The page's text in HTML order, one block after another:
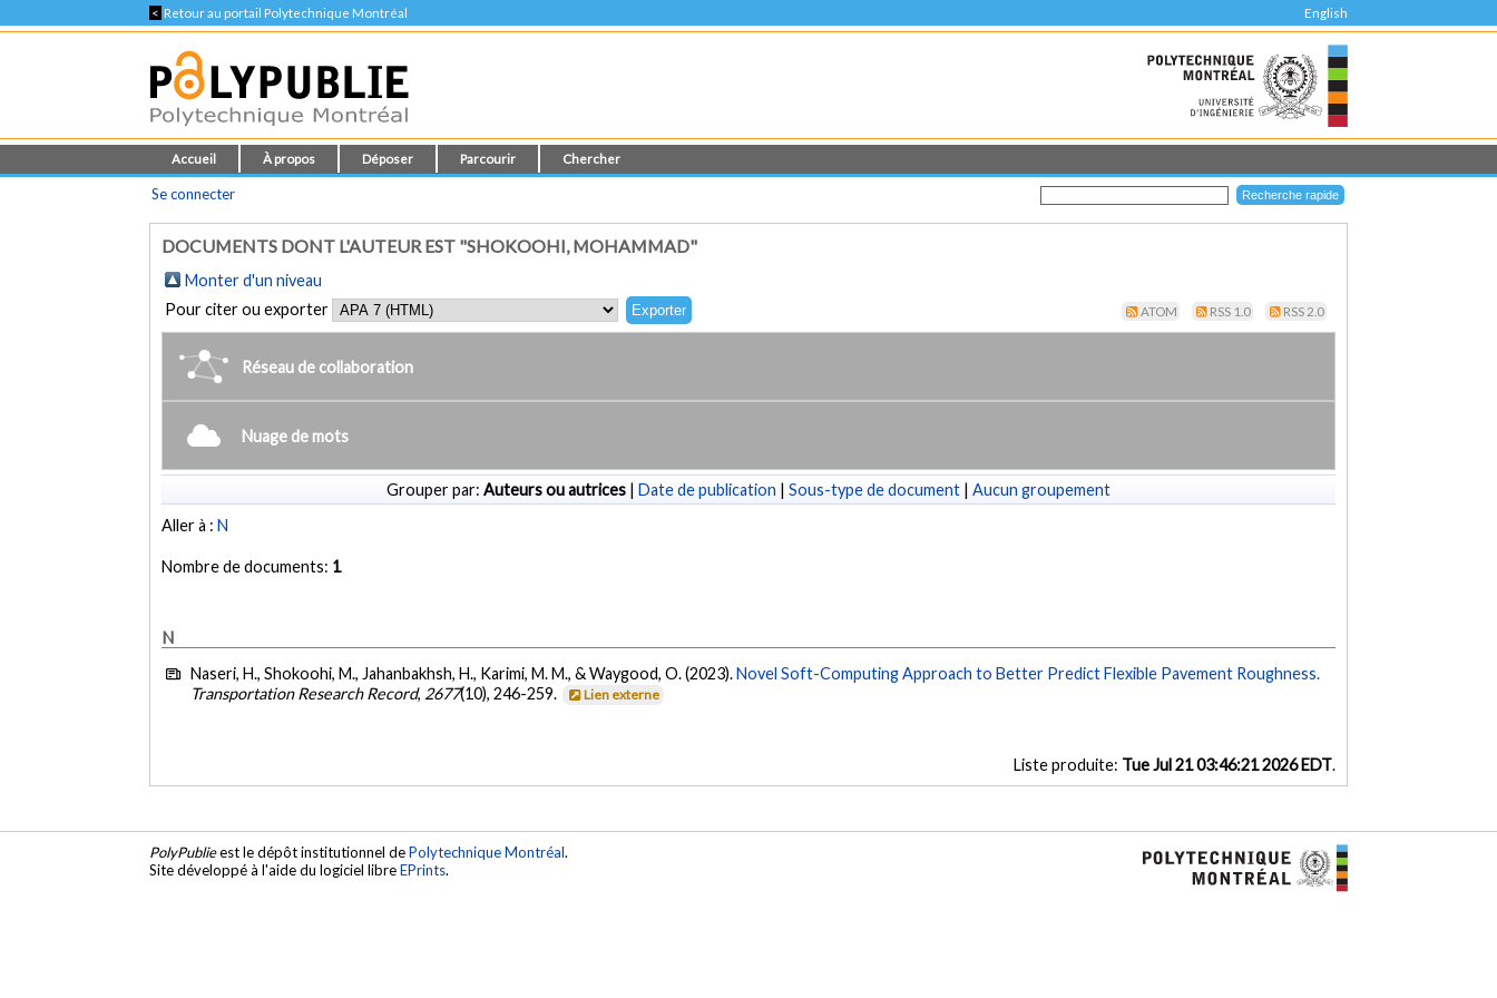
< Retour au portail Polytechnique Montréal English
Accueil À propos Déposer Parcourir Chercher
Se connecter
DOCUMENTS DONT L'AUTEUR EST "SHOKOOHI, MOHAMMAD"
Monter d'un niveau
Pour citer ou exporter
ATOM RSS 1.0 RSS 2.0
Réseau de collaboration
Nuage de mots
Grouper par: Auteurs ou autrices | Date de publication | Sous-type de document | Aucun groupement
Aller à :N
Nombre de documents: 1
N
Naseri, H., Shokoohi, M., Jahanbakhsh, H., Karimi, M. M., & Waygood, O. (2023).Novel Soft-Computing Approach to Better Predict Flexible Pavement Roughness.
Transportation Research Record, 2677(10), 246-259. Lien externe
Liste produite: Tue Jul 21 03:46:21 2026 EDT.
PolyPublieest le dépôt institutionnel dePolytechnique Montréal.
Site développé à l'aide du logiciel libreEPrints.